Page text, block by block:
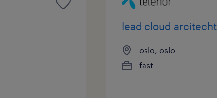
lead cloud arcitecht
oslo, oslo
fast